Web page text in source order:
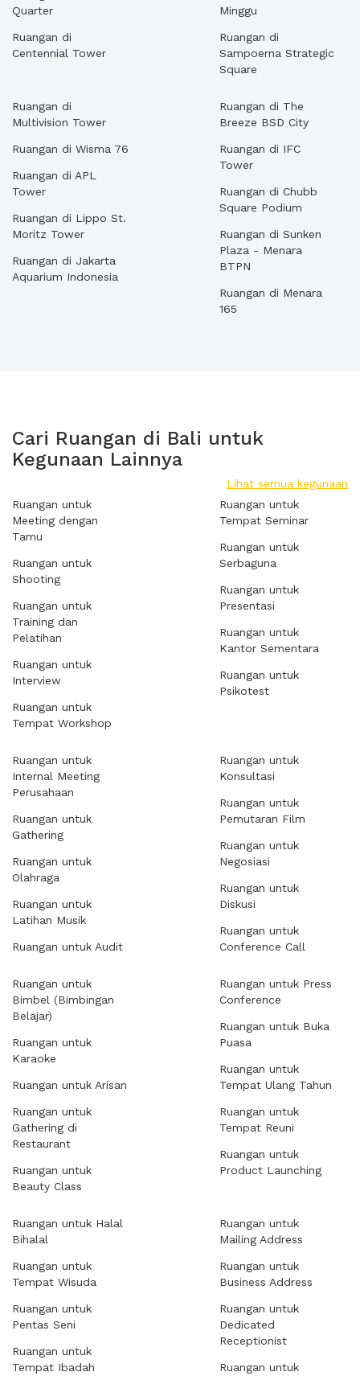
Quarter
Ruangan di
Centennial Tower
Minggu
Ruangan di
Sampoerna Strategic
Square
Ruangan di
Multivision Tower
Ruangan di Wisma 76
Ruangan di APL
Tower
Ruangan di Lippo St.
Moritz Tower
Ruangan di Jakarta
Aquarium Indonesia
Ruangan di The
Breeze BSD City
Ruangan di IFC
Tower
Ruangan di Chubb
Square Podium
Ruangan di Sunken
Plaza - Menara
BTPN
Ruangan di Menara
165
Cari Ruangan di Bali untuk
Kegunaan Lainnya
Lihat semua kegunaan
Ruangan untuk
Meeting dengan
Tamu
Ruangan untuk
Shooting
Ruangan untuk
Training dan
Pelatihan
Ruangan untuk
Interview
Ruangan untuk
Tempat Workshop
Ruangan untuk
Tempat Seminar
Ruangan untuk
Serbaguna
Ruangan untuk
Presentasi
Ruangan untuk
Kantor Sementara
Ruangan untuk
Psikotest
Ruangan untuk
Internal Meeting
Perusahaan
Ruangan untuk
Gathering
Ruangan untuk
Olahraga
Ruangan untuk
Latihan Musik
Ruangan untuk Audit
Ruangan untuk
Konsultasi
Ruangan untuk
Pemutaran Film
Ruangan untuk
Negosiasi
Ruangan untuk
Diskusi
Ruangan untuk
Conference Call
Ruangan untuk
Bimbel (Bimbingan
Belajar)
Ruangan untuk
Karaoke
Ruangan untuk Arisan
Ruangan untuk
Gathering di
Restaurant
Ruangan untuk
Beauty Class
Ruangan untuk Press
Conference
Ruangan untuk Buka
Puasa
Ruangan untuk
Tempat Ulang Tahun
Ruangan untuk
Tempat Reuni
Ruangan untuk
Product Launching
Ruangan untuk Halal
Bihalal
Ruangan untuk
Tempat Wisuda
Ruangan untuk
Pentas Seni
Ruangan untuk
Tempat Ibadah
Ruangan untuk
Mailing Address
Ruangan untuk
Business Address
Ruangan untuk
Dedicated
Receptionist
Ruangan untuk